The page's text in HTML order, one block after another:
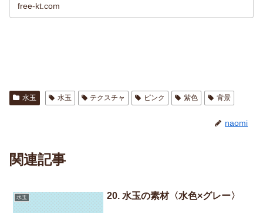
free-kt.com
水玉 水玉 テクスチャ ピンク 紫色 背景
naomi
関連記事
水玉 20. 水玉の素材〈水色×グレー〉